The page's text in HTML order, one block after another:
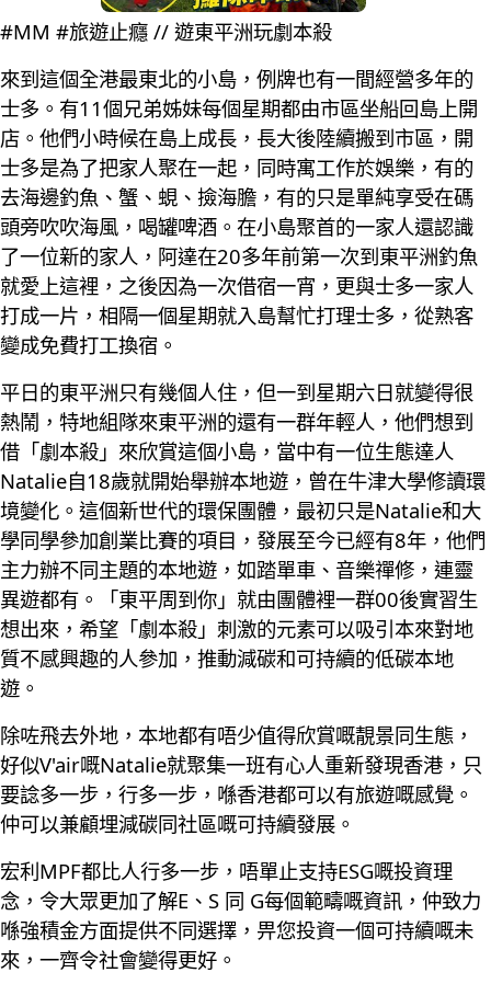
#MM #旅遊止癮 // 遊東平洲玩劇本殺
來到這個全港最東北的小島，例牌也有一間經營多年的
士多。有11個兄弟姊妹每個星期都由市區坐船回島上開
店。他們小時候在島上成長，長大後陸續搬到市區，開
士多是為了把家人聚在一起，同時寓工作於娛樂，有的
去海邊釣魚、蟹、蜆、撿海膽，有的只是單純享受在碼
頭旁吹吹海風，喝罐啤酒。在小島聚首的一家人還認識
了一位新的家人，阿達在20多年前第一次到東平洲釣魚
就愛上這裡，之後因為一次借宿一宵，更與士多一家人
打成一片，相隔一個星期就入島幫忙打理士多，從熟客
變成免費打工換宿。
平日的東平洲只有幾個人住，但一到星期六日就變得很
熱鬧，特地組隊來東平洲的還有一群年輕人，他們想到
借「劇本殺」來欣賞這個小島，當中有一位生態達人
Natalie自18歲就開始舉辦本地遊，曾在牛津大學修讀環
境變化。這個新世代的環保團體，最初只是Natalie和大
學同學參加創業比賽的項目，發展至今已經有8年，他們
主力辦不同主題的本地遊，如踏單車、音樂禪修，連靈
異遊都有。「東平周到你」就由團體裡一群00後實習生
想出來，希望「劇本殺」刺激的元素可以吸引本來對地
質不感興趣的人參加，推動減碳和可持續的低碳本地
遊。
除咗飛去外地，本地都有唔少值得欣賞嘅靚景同生態，
好似V'air嘅Natalie就聚集一班有心人重新發現香港，只
要諗多一步，行多一步，喺香港都可以有旅遊嘅感覺。
仲可以兼顧埋減碳同社區嘅可持續發展。
宏利MPF都比人行多一步，唔單止支持ESG嘅投資理
念，令大眾更加了解E、S 同 G每個範疇嘅資訊，仲致力
喺強積金方面提供不同選擇，畀您投資一個可持續嘅未
來，一齊令社會變得更好。